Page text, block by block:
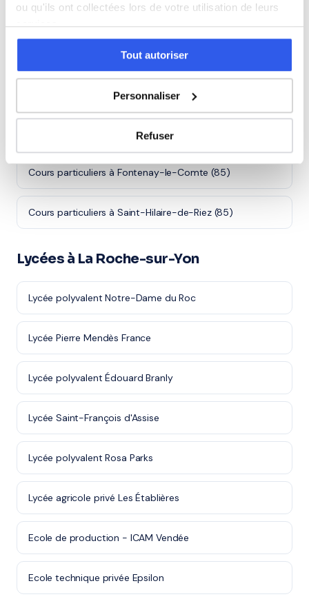
ou qu'ils ont collectées lors de votre utilisation de leurs
services.
Tout autoriser
Personnaliser
Refuser
Cours particuliers à Les Sables-d'Olonne (85)
Cours particuliers à Challans (85)
Cours particuliers à Montaigu-Vendée (85)
Cours particuliers à Les Herbiers (85)
Cours particuliers à Fontenay-le-Comte (85)
Cours particuliers à Saint-Hilaire-de-Riez (85)
Lycées à La Roche-sur-Yon
Lycée polyvalent Notre-Dame du Roc
Lycée Pierre Mendès France
Lycée polyvalent Édouard Branly
Lycée Saint-François d'Assise
Lycée polyvalent Rosa Parks
Lycée agricole privé Les Établières
Ecole de production - ICAM Vendée
Ecole technique privée Epsilon